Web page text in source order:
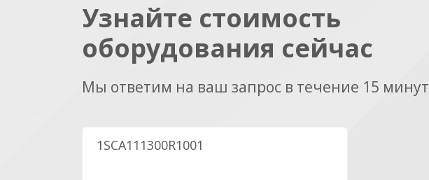
Узнайте стоимость
оборудования сейчас
Мы ответим на ваш запрос в течение 15 минут